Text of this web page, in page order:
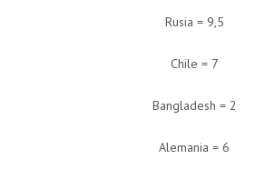
Rusia = 9,5
Chile = 7
Bangladesh = 2
Alemania = 6